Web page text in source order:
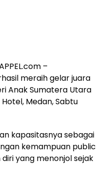
–
meraih gelar juara
Anak Sumatera Utara
Medan, Sabtu
kapasitasnya sebagai
kemampuan public
yang menonjol sejak